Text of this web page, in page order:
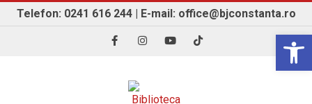
SkipTelefon: 0241 616 244 | E-mail: office@bjconstanta.ro